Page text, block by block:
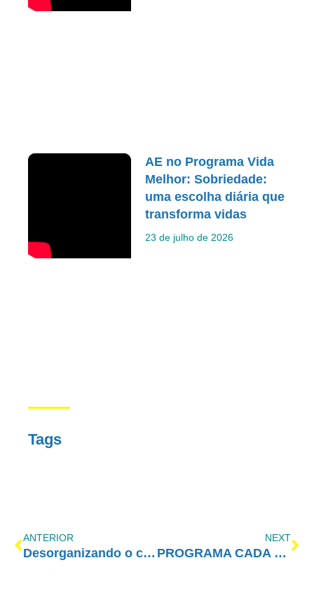
AE no Programa Vida
Melhor: Sobriedade:
uma escolha diária que
transforma vidas
23 de julho de 2026
Tags
ANTERIOR
Desorganizando o crime
NEXT
PROGRAMA CADA VEZ MELHOR COM AMOR-EXIGENTE – 06/04/2020